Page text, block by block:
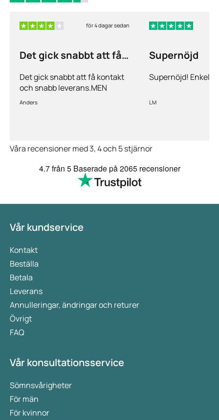
för 4 dagar sedan
Det gick snabbt att få
Det gick snabbt att få kontakt
och snabb leverans.MEN
priserna är alldeles för höga på
Anders
Supernöjd
Supernöjd! Enkelt
LM
Våra recensioner med 3, 4 och 5 stjärnor
4.7från 5 Baserade på2065 recensioner
Vår kundservice
Kontakt
Beställa
Betala
Leverans
Annulleringar, ändringar och returer
Övrigt
FAQ
Vår konsultationsservice
Sömnsvårigheter
För män
För kvinnor